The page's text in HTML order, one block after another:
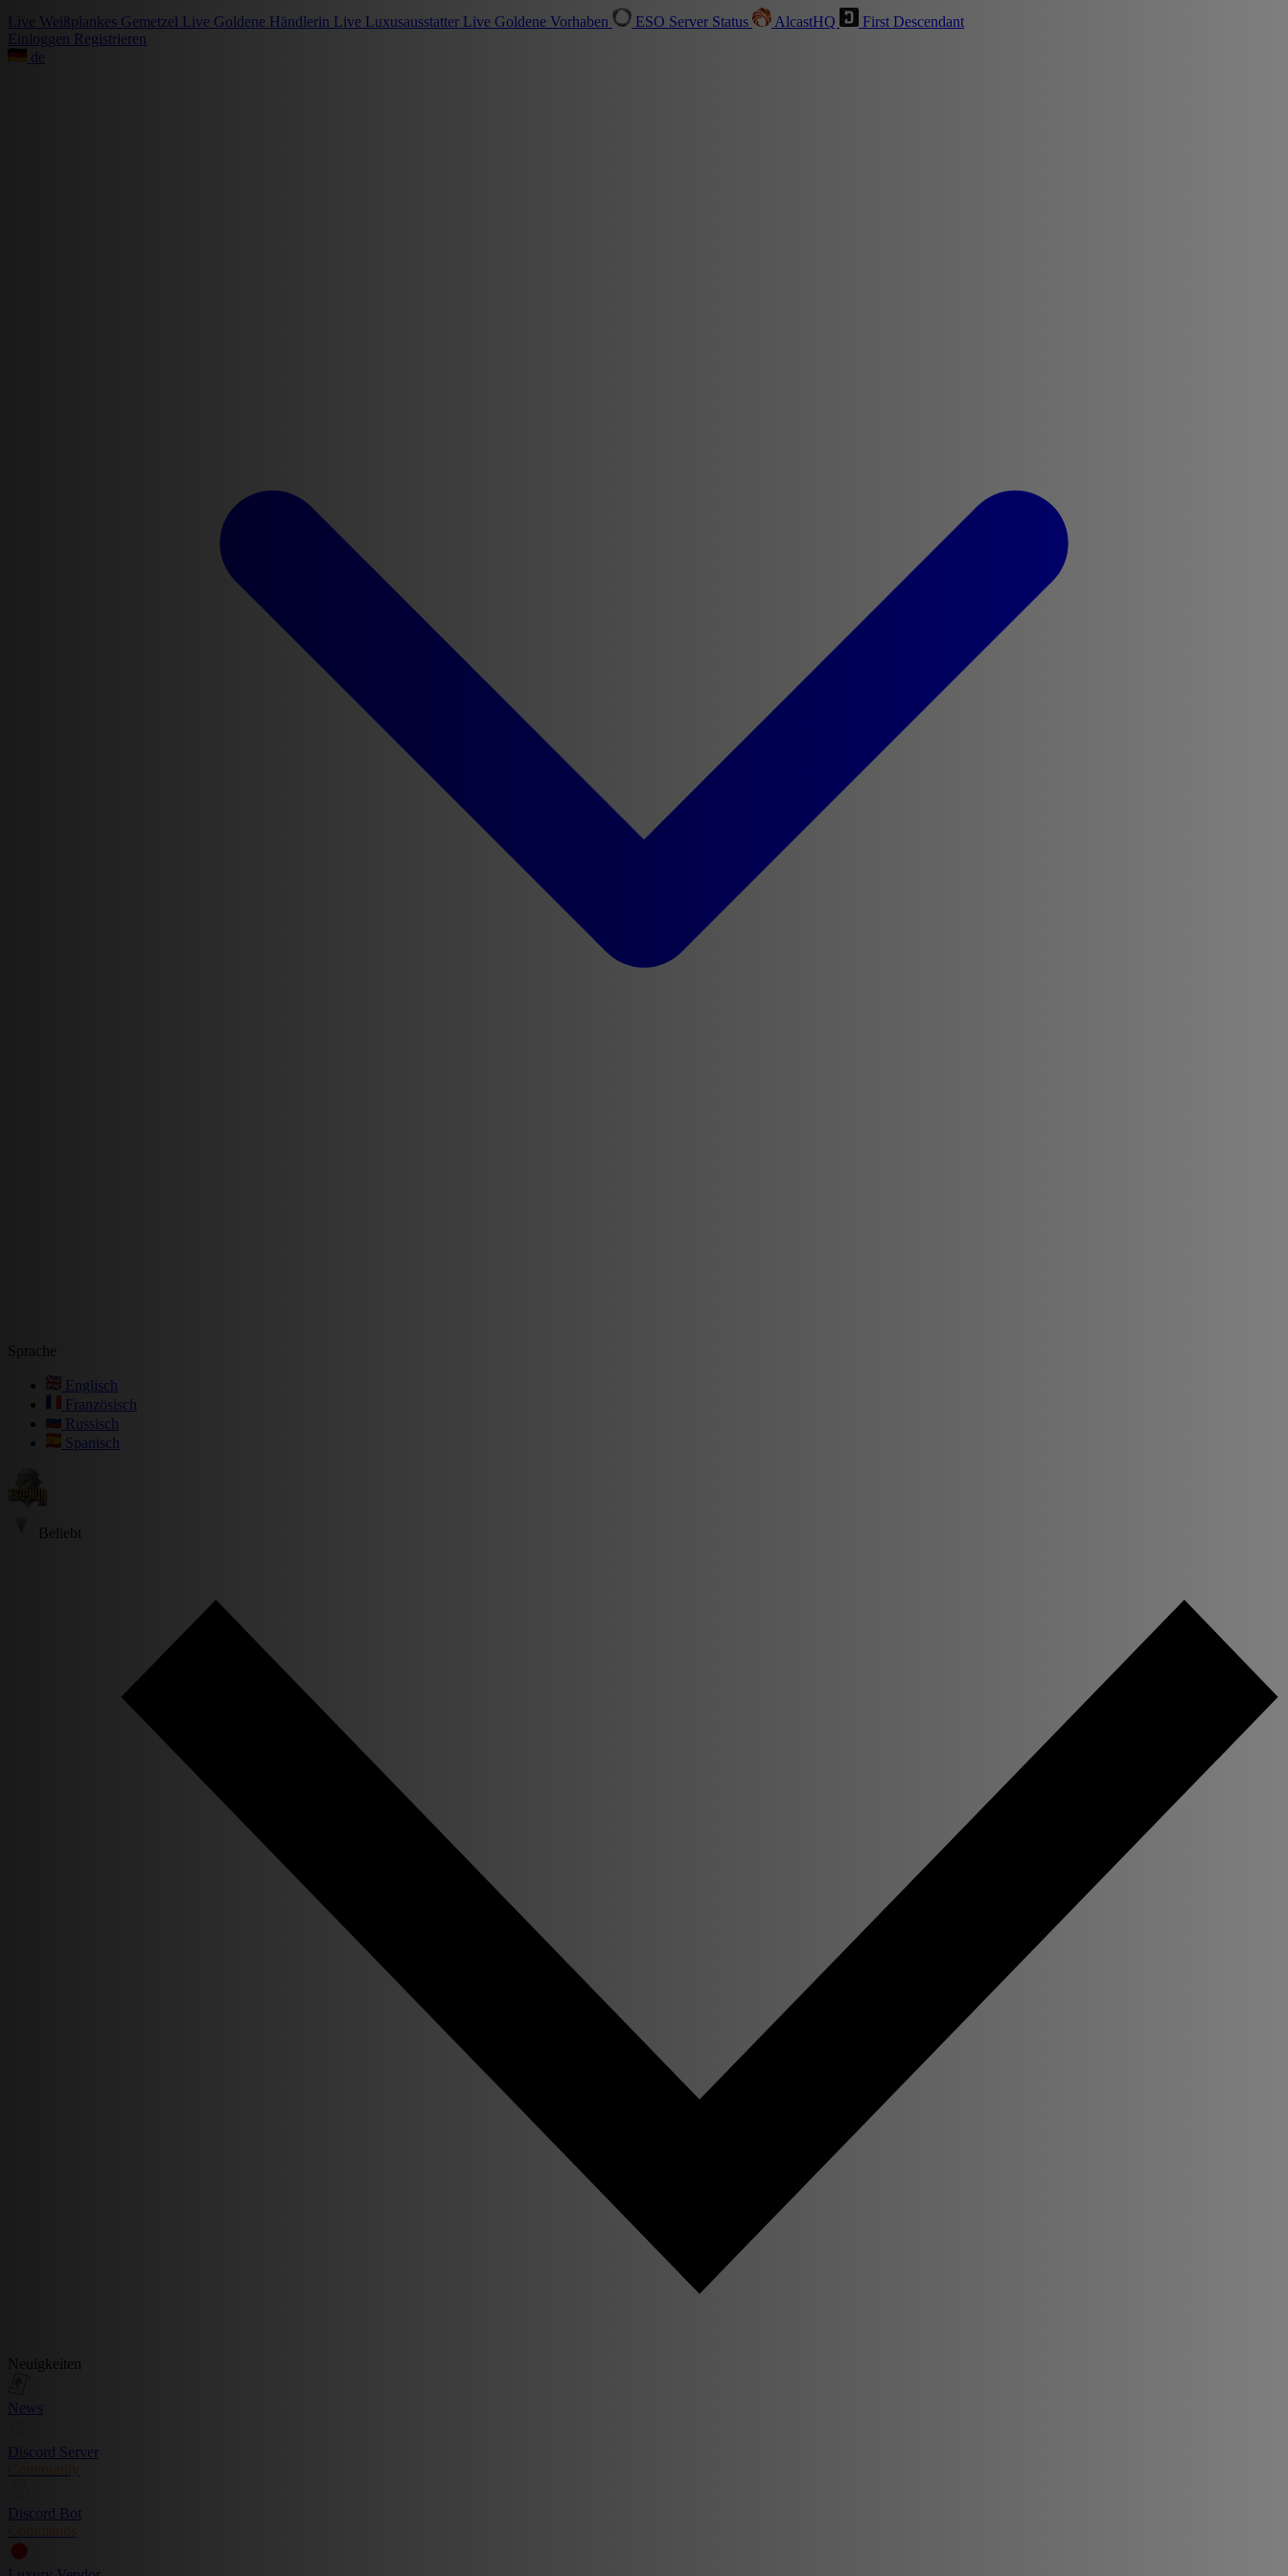
Live Weißplankes Gemetzel Live Goldene Händlerin Live Luxusausstatter Live Goldene Vorhaben ESO Server Status AlcastHQ
First Descendant
Einloggen Registrieren
de
Sprache
Englisch
Französisch
Russisch
Spanisch
Beliebt
Neuigkeiten
News
Discord Server
Community
Discord Bot